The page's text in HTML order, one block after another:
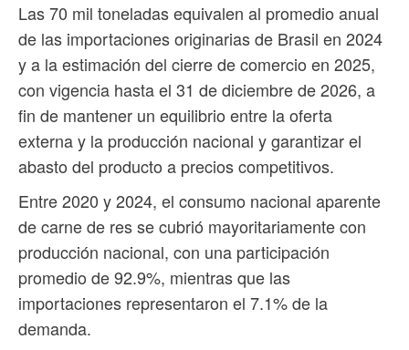
Las 70 mil toneladas equivalen al promedio anual
de las importaciones originarias de Brasil en 2024
y a la estimación del cierre de comercio en 2025,
con vigencia hasta el 31 de diciembre de 2026, a
fin de mantener un equilibrio entre la oferta
externa y la producción nacional y garantizar el
abasto del producto a precios competitivos.
Entre 2020 y 2024, el consumo nacional aparente
de carne de res se cubrió mayoritariamente con
producción nacional, con una participación
promedio de 92.9%, mientras que las
importaciones representaron el 7.1% de la
demanda.